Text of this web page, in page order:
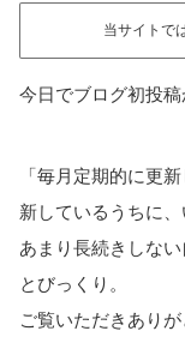
当サイトで
今日でブログ初投稿
「毎月定期的に更
新しているうちに、
あまり長続きしな
とびっくり。
ご覧いただきあり